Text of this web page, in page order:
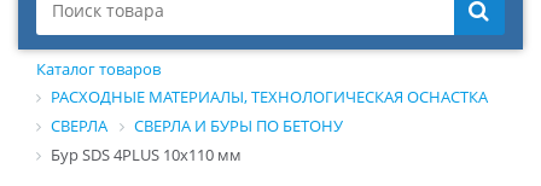
Каталог товаров
РАСХОДНЫЕ МАТЕРИАЛЫ, ТЕХНОЛОГИЧЕСКАЯ ОСНАСТКА
СВЕРЛА
СВЕРЛА И БУРЫ ПО БЕТОНУ
Бур SDS 4PLUS 10x110 мм